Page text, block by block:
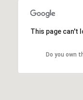
This page can't
Do you own